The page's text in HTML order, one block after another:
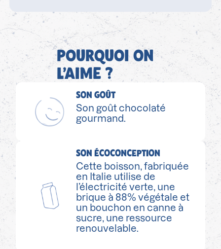
POURQUOI ON
L’AIME ?
SON GOÛT
Son goût chocolaté
gourmand.
SON ÉCOCONCEPTION
Cette boisson, fabriquée
en Italie utilise de
l’électricité verte, une
brique à 88% végétale et
un bouchon en canne à
sucre, une ressource
renouvelable.